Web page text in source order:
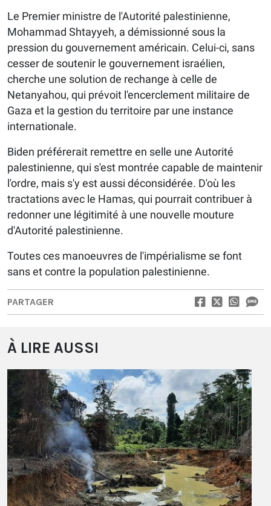
Le Premier ministre de l'Autorité palestinienne,
Mohammad Shtayyeh, a démissionné sous la
pression du gouvernement américain. Celui-ci, sans
cesser de soutenir le gouvernement israélien,
cherche une solution de rechange à celle de
Netanyahou, qui prévoit l'encerclement militaire de
Gaza et la gestion du territoire par une instance
internationale.
Biden préférerait remettre en selle une Autorité
palestinienne, qui s'est montrée capable de maintenir
l'ordre, mais s'y est aussi déconsidérée. D'où les
tractations avec le Hamas, qui pourrait contribuer à
redonner une légitimité à une nouvelle mouture
d'Autorité palestinienne.
Toutes ces manoeuvres de l'impérialisme se font
sans et contre la population palestinienne.
PARTAGER
À LIRE AUSSI